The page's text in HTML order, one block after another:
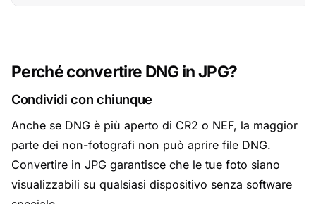
Perché convertire DNG in JPG?
Condividi con chiunque
Anche se DNG è più aperto di CR2 o NEF, la maggior
parte dei non-fotografi non può aprire file DNG.
Convertire in JPG garantisce che le tue foto siano
visualizzabili su qualsiasi dispositivo senza software